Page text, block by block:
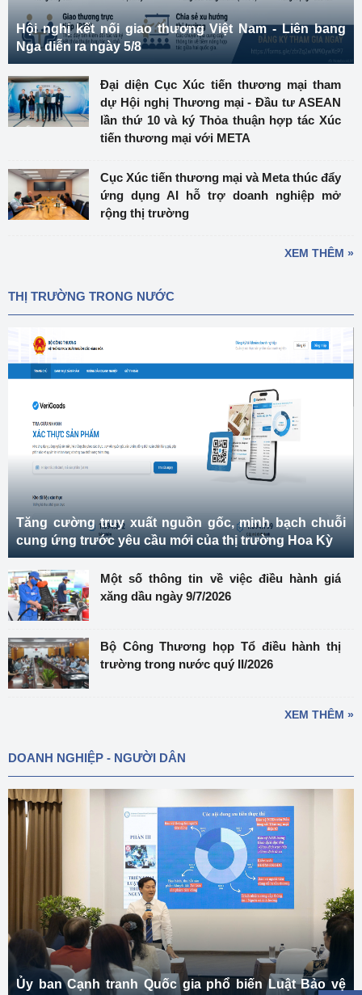
Hội nghị kết nối giao thương Việt Nam - Liên bang
Nga diễn ra ngày 5/8
Đại diện Cục Xúc tiến thương mại tham
dự Hội nghị Thương mại - Đầu tư ASEAN
lần thứ 10 và ký Thỏa thuận hợp tác Xúc
tiến thương mại với META
Cục Xúc tiến thương mại và Meta thúc đẩy
ứng dụng AI hỗ trợ doanh nghiệp mở
rộng thị trường
XEM THÊM »
THỊ TRƯỜNG TRONG NƯỚC
Tăng cường truy xuất nguồn gốc, minh bạch chuỗi
cung ứng trước yêu cầu mới của thị trường Hoa Kỳ
Một số thông tin về việc điều hành giá
xăng dầu ngày 9/7/2026
Bộ Công Thương họp Tổ điều hành thị
trường trong nước quý II/2026
XEM THÊM »
DOANH NGHIỆP - NGƯỜI DÂN
Ủy ban Cạnh tranh Quốc gia phổ biến Luật Bảo vệ